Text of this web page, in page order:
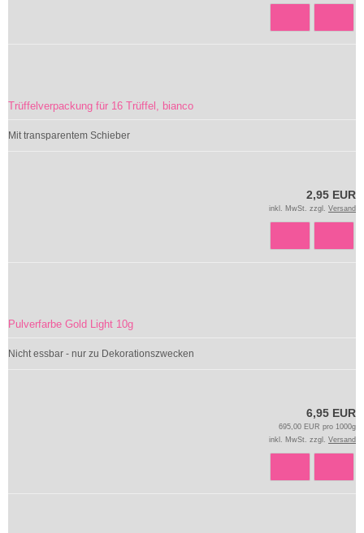
Trüffelverpackung für 16 Trüffel, bianco
Mit transparentem Schieber
2,95 EUR
inkl. MwSt. zzgl. Versand
Pulverfarbe Gold Light 10g
Nicht essbar - nur zu Dekorationszwecken
6,95 EUR
695,00 EUR pro 1000g
inkl. MwSt. zzgl. Versand